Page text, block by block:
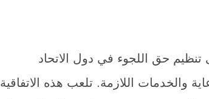
تنظيم حق اللجوء في دول الاتحاد
والخدمات اللازمة. تلعب هذه الاتفاقية